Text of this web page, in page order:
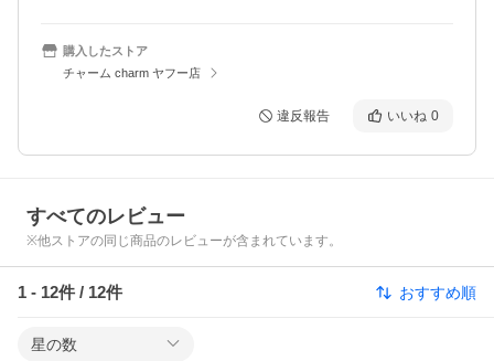
購入したストア
チャーム charm ヤフー店
違反報告 いいね 0
すべてのレビュー
※他ストアの同じ商品のレビューが含まれています。
1 - 12件 / 12件 おすすめ順
星の数